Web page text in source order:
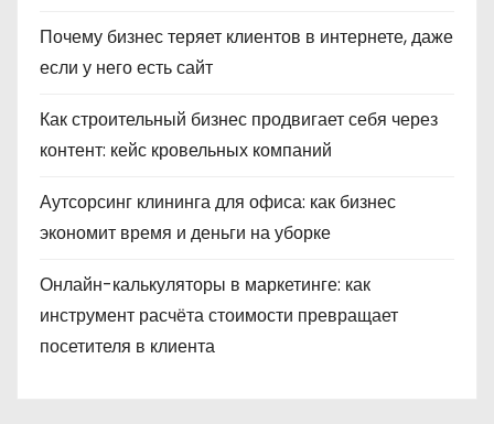
Почему бизнес теряет клиентов в интернете, даже
если у него есть сайт
Как строительный бизнес продвигает себя через
контент: кейс кровельных компаний
Аутсорсинг клининга для офиса: как бизнес
экономит время и деньги на уборке
Онлайн-калькуляторы в маркетинге: как
инструмент расчёта стоимости превращает
посетителя в клиента